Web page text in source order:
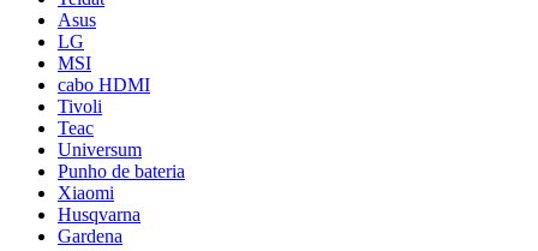
Asus
LG
MSI
cabo HDMI
Tivoli
Teac
Universum
Punho de bateria
Xiaomi
Husqvarna
Gardena